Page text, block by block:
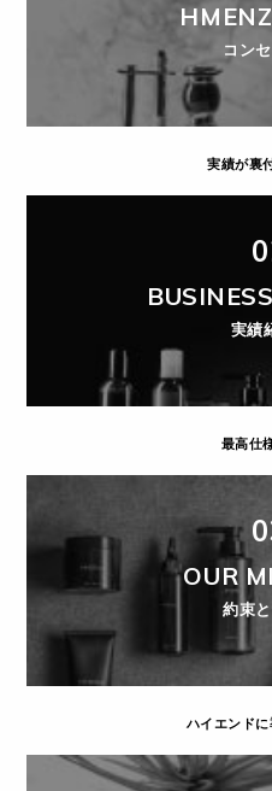
コン
実績が裏
実績
最高仕
OUR
約束
ハイエンド